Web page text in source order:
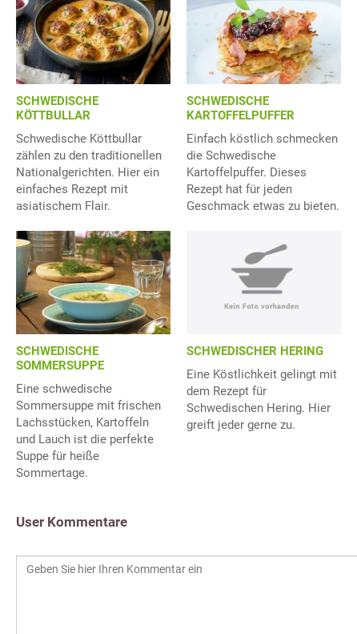
SCHWEDISCHE
KÖTTBULLAR
Schwedische Köttbullar
zählen zu den traditionellen
Nationalgerichten. Hier ein
einfaches Rezept mit
asiatischem Flair.
SCHWEDISCHE
KARTOFFELPUFFER
Einfach köstlich schmecken
die Schwedische
Kartoffelpuffer. Dieses
Rezept hat für jeden
Geschmack etwas zu bieten.
SCHWEDISCHE
SOMMERSUPPE
Eine schwedische
Sommersuppe mit frischen
Lachsstücken, Kartoffeln
und Lauch ist die perfekte
Suppe für heiße
Sommertage.
SCHWEDISCHER HERING
Eine Köstlichkeit gelingt mit
dem Rezept für
Schwedischen Hering. Hier
greift jeder gerne zu.
User Kommentare